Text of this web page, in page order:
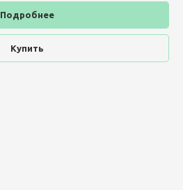
Подробнее
Купить